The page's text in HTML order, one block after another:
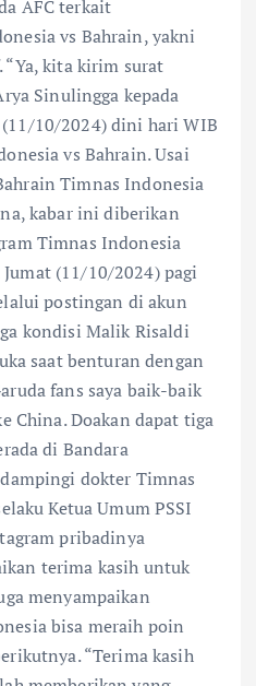
AFC terkait
vs Bahrain, yakni
“Ya, kita kirim surat
Sinulingga kepada
(11/10/2024) dini hari WIB
vs Bahrain. Usai
Timnas Indonesia
kabar ini diberikan
Timnas Indonesia
(11/10/2024) pagi
postingan di akun
kondisi Malik Risaldi
saat benturan dengan
fans saya baik-baik
China. Doakan dapat tiga
di Bandara
dokter Timnas
Ketua Umum PSSI
pribadinya
terima kasih untuk
menyampaikan
bisa meraih poin
“Terima kasih